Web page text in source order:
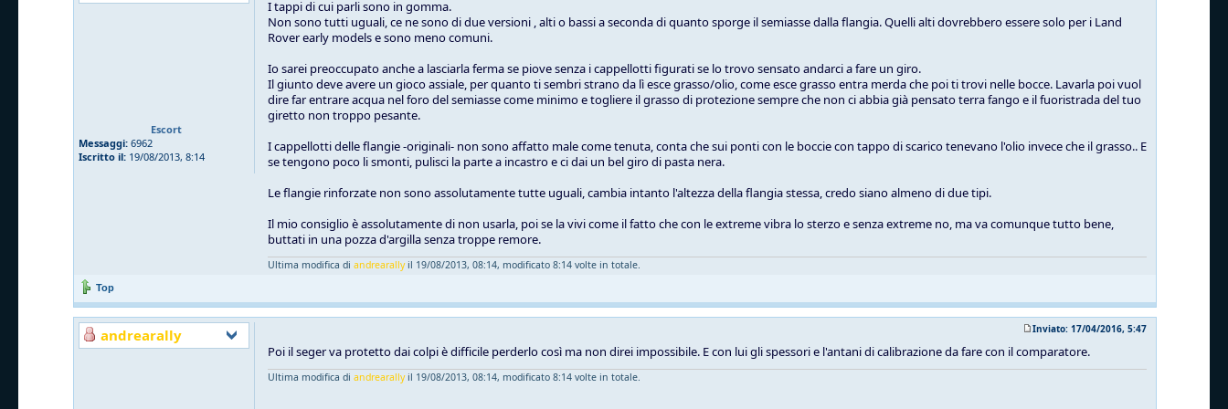
Escort
Messaggi: 6962
Iscritto il: 19/08/2013, 8:14
I tappi di cui parli sono in gomma.
Non sono tutti uguali, ce ne sono di due versioni , alti o bassi a seconda di quanto sporge il semiasse dalla flangia. Quelli alti dovrebbero essere solo per i Land
Rover early models e sono meno comuni.
Io sarei preoccupato anche a lasciarla ferma se piove senza i cappellotti figurati se lo trovo sensato andarci a fare un giro.
Il giunto deve avere un gioco assiale, per quanto ti sembri strano da lì esce grasso/olio, come esce grasso entra merda che poi ti trovi nelle bocce. Lavarla poi vuol
dire far entrare acqua nel foro del semiasse come minimo e togliere il grasso di protezione sempre che non ci abbia già pensato terra fango e il fuoristrada del tuo
giretto non troppo pesante.
I cappellotti delle flangie -originali- non sono affatto male come tenuta, conta che sui ponti con le boccie con tappo di scarico tenevano l'olio invece che il grasso.. E
se tengono poco li smonti, pulisci la parte a incastro e ci dai un bel giro di pasta nera.
Le flangie rinforzate non sono assolutamente tutte uguali, cambia intanto l'altezza della flangia stessa, credo siano almeno di due tipi.
Il mio consiglio è assolutamente di non usarla, poi se la vivi come il fatto che con le extreme vibra lo sterzo e senza extreme no, ma va comunque tutto bene,
buttati in una pozza d'argilla senza troppe remore.
Ultima modifica di andrearallyil 19/08/2013, 08:14, modificato 8:14 volte in totale.
Top
andrearally Inviato: 17/04/2016, 5:47
Poi il seger va protetto dai colpi è difficile perderlo così ma non direi impossibile. E con lui gli spessori e l'antani di calibrazione da fare con il comparatore.
Ultima modifica di andrearallyil 19/08/2013, 08:14, modificato 8:14 volte in totale.